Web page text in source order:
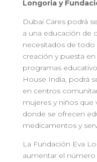
Longoria y
Dubai Cares podrá
a una educación de
necesitados de todo
creación y puesta
programas
House India, podrá
en centros
mujeres y niños que
donde se ofrecen
medicamentos y
La Fundación Eva
aumentar el